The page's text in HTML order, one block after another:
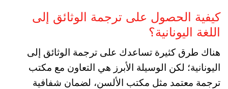
كيفية الحصول على ترجمة الوثائق إلى
اللغة اليونانية؟
هناك طرق كثيرة تساعدك على ترجمة الوثائق إلى
اليونانية؛ لكن الوسيلة الأبرز هي التعاون مع مكتب
ترجمة معتمد مثل مكتب الألسن، لضمان شفافية